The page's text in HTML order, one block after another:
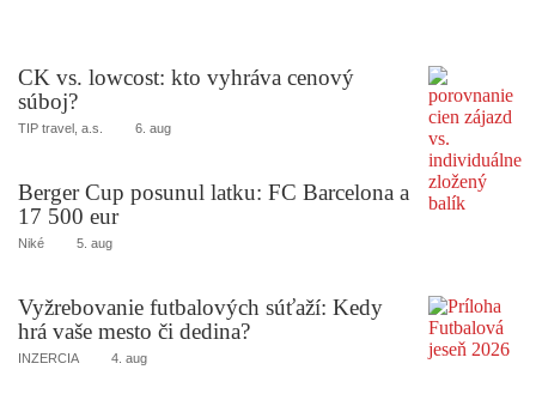
CK vs. lowcost: kto vyhráva cenový
súboj?
TIP travel, a.s. 6. aug
Berger Cup posunul latku: FC Barcelona a
17 500 eur
Niké 5. aug
Vyžrebovanie futbalových súťaží: Kedy
hrá vaše mesto či dedina?
INZERCIA 4. aug